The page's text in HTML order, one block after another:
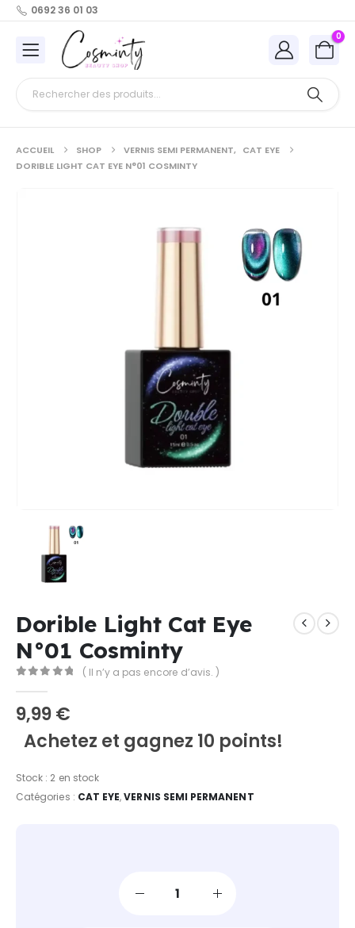
0692 36 01 03
0
ACCUEIL SHOP VERNIS SEMI PERMANENT, CAT EYE
DORIBLE LIGHT CAT EYE N°01 COSMINTY
Dorible Light Cat Eye
N°01 Cosminty
( Il n’y a pas encore d’avis. )
9,99€
Achetez et gagnez 10 points!
Stock : 2 en stock
Catégories : CAT EYE,VERNIS SEMI PERMANENT